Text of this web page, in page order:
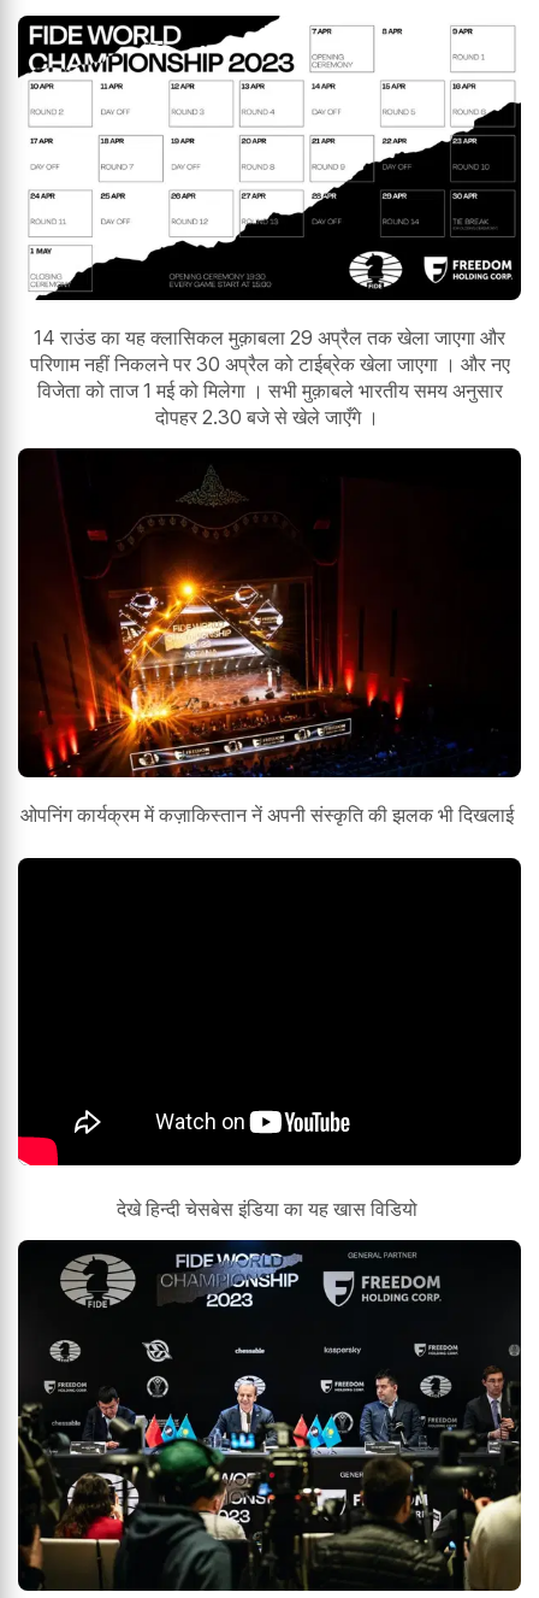
14 राउंड का यह क्लासिकल मुक़ाबला 29 अप्रैल तक खेला जाएगा और
परिणाम नहीं निकलने पर 30 अप्रैल को टाईब्रेक खेला जाएगा । और नए
विजेता को ताज 1 मई को मिलेगा । सभी मुक़ाबले भारतीय समय अनुसार
दोपहर 2.30 बजे से खेले जाएँगे ।
ओपनिंग कार्यक्रम में कज़ाकिस्तान नें अपनी संस्कृति की झलक भी दिखलाई
देखे हिन्दी चेसबेस इंडिया का यह खास विडियो